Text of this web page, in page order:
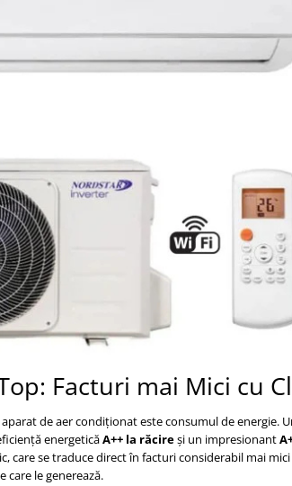
Facturi mai Mici cu
de aer condiționat este consumul de energie.
energeticăA++ la răcireși un impresionant
care se traduce direct în facturi considerabil mai
care le generează.